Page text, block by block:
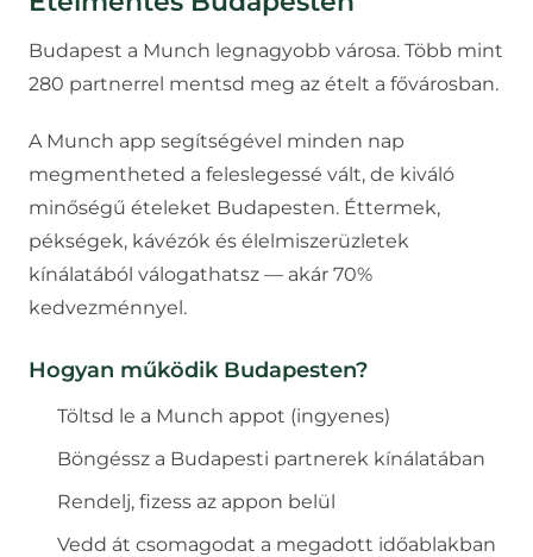
Budapest a Munch legnagyobb városa. Több mint
280 partnerrel mentsd meg az ételt a fővárosban.
A Munch app segítségével minden nap
megmentheted a feleslegessé vált, de kiváló
minőségű ételeket Budapesten. Éttermek,
pékségek, kávézók és élelmiszerüzletek
kínálatából válogathatsz — akár 70%
kedvezménnyel.
Hogyan működik Budapesten?
Töltsd le a Munch appot (ingyenes)
Böngéssz a Budapesti partnerek kínálatában
Rendelj, fizess az appon belül
Vedd át csomagodat a megadott időablakban